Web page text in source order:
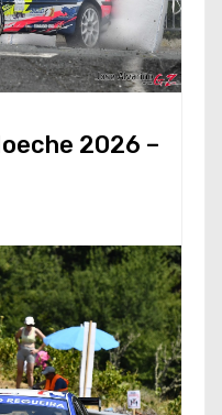
2026 –